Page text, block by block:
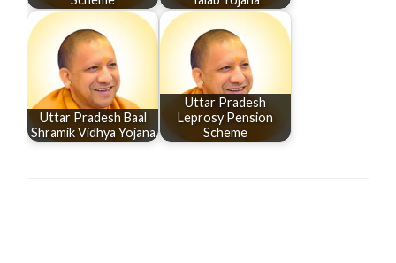
Uttar Pradesh Baal
Shramik Vidhya Yojana
Uttar Pradesh
Leprosy Pension
Scheme